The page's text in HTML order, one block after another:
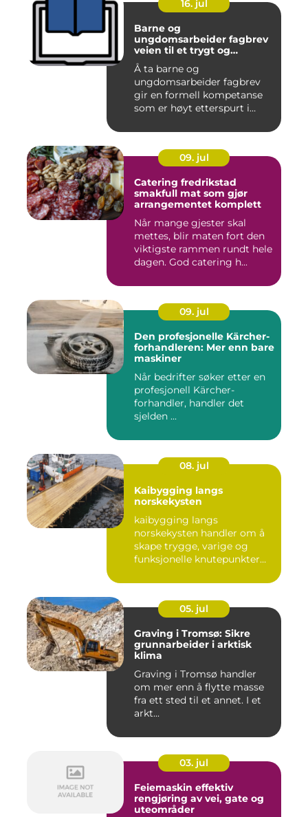
16. jul
Barne og
ungdomsarbeider fagbrev
veien til et trygt og
meningsfullt yrke
Å ta barne og
ungdomsarbeider fagbrev
gir en formell kompetanse
som er høyt etterspurt i
09. jul
Catering fredrikstad
smakfull mat som gjør
arrangementet komplett
Når mange gjester skal
mettes, blir maten fort den
viktigste rammen rundt hele
dagen. God catering h...
09. jul
Den profesjonelle Kärcher-
forhandleren: Mer enn bare
maskiner
Når bedrifter søker etter en
profesjonell Kärcher-
forhandler, handler det
sjelden ...
08. jul
Kaibygging langs
norskekysten
kaibygging langs
norskekysten handler om å
skape trygge, varige og
funksjonelle knutepunkter
05. jul
Graving i Tromsø: Sikre
grunnarbeider i arktisk
klima
Graving i Tromsø handler
om mer enn å flytte masse
fra ett sted til et annet. I et
arkt...
03. jul
Feiemaskin effektiv
rengjøring av vei, gate og
uteområder